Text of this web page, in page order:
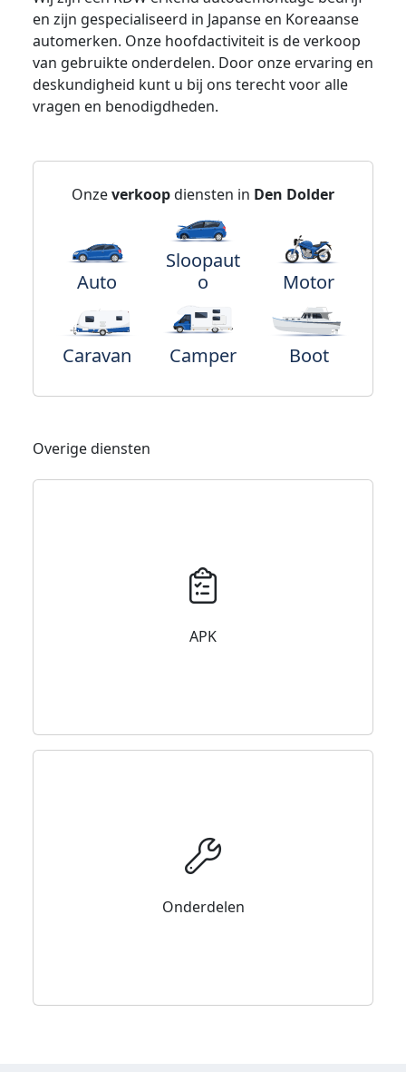
en zijn gespecialiseerd in Japanse en Koreaanse
automerken. Onze hoofdactiviteit is de verkoop
van gebruikte onderdelen. Door onze ervaring en
deskundigheid kunt u bij ons terecht voor alle
vragen en benodigdheden.
Onzeverkoopdiensten in Den Dolder
Auto
Sloopaut
o
Motor
Caravan Camper Boot
Overige diensten
APK
Onderdelen